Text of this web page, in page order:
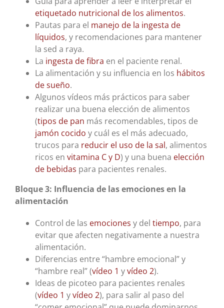
etiquetado nutricional de los alimentos.
Pautas para el manejo de la ingesta de
líquidos, y recomendaciones para mantener
la sed a raya.
La ingesta de fibra en el paciente renal.
La alimentación y su influencia en los hábitos
de sueño.
Algunos vídeos más prácticos para saber
realizar una buena elección de alimentos
(tipos de pan más recomendables, tipos de
jamón cocido y cuál es el más adecuado,
trucos para reducir el uso de la sal, alimentos
ricos en vitamina C y D) y una buena elección
de bebidas para pacientes renales.
Bloque 3: Influencia de las emociones en la
alimentación
Control de las emociones y del tiempo, para
evitar que afecten negativamente a nuestra
alimentación.
Diferencias entre “hambre emocional” y
“hambre real” (vídeo 1 yvídeo 2).
Ideas de picoteo para pacientes renales
(vídeo 1 yvídeo 2), para salir al paso del